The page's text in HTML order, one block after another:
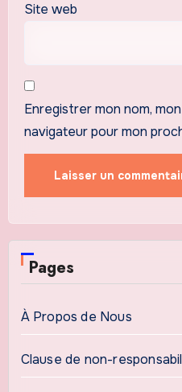
Site web
Enregistrer mon nom,
navigateur pour mon
Pages
À Propos de Nous
Clause de non-